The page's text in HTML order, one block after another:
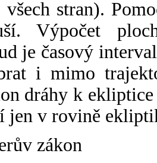
stran).
Výpočet
je časový
i mimo
dráhy k
jen v rovině
zákon